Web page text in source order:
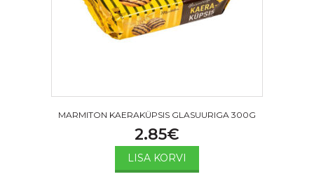
MARMITON KAERAKÜPSIS GLASUURIGA 300G
2.85€
LISA KORVI